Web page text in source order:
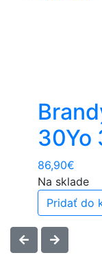
30Yo
86,90€
Na sklade
Pridať do